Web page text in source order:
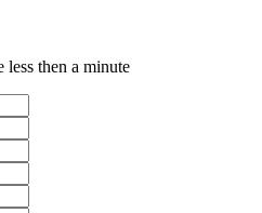
then a minute